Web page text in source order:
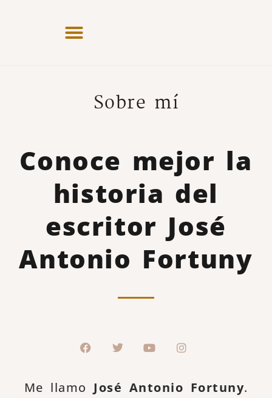
Sobre mí
Conoce mejor la
historia del
escritor José
Antonio Fortuny
Me llamo José Antonio Fortuny.